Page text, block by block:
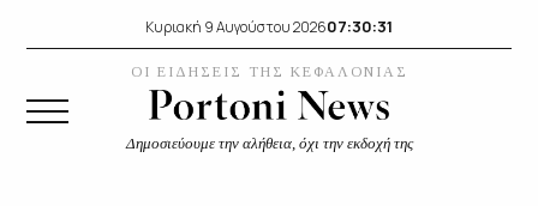
Κυριακή 9 Αυγούστου 202607:30:31
ΟΙ ΕΙΔΗΣΕΙΣ ΤΗΣ ΚΕΦΑΛΟΝΙΑΣ
Δημοσιεύουμε την αλήθεια, όχι την εκδοχή της